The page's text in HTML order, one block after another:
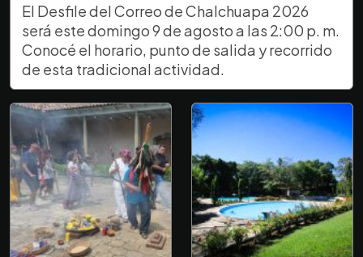
El Desfile del Correo de Chalchuapa 2026
será este domingo 9 de agosto a las 2:00 p. m.
Conocé el horario, punto de salida y recorrido
de esta tradicional actividad.